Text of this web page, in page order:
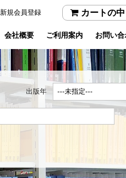
新規会員登録 カートの中
会社概要 ご利用案内 お問い
出版年